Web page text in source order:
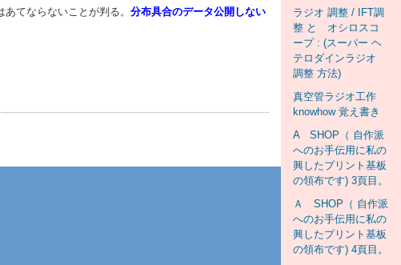
てならないことが判る。 分布具合のデータ公開しない
ラジオ 調整 / IFT調
整 と オシロスコ
ープ : (スーパー ヘ
テロダインラジオ
調整 方法)
真空管ラジオ工作
knowhow 覚え書き
A SHOP（ 自作派
へのお手伝用に私の
興したプリント基板
の領布です) 3頁目。
Ａ SHOP（ 自作派
へのお手伝用に私の
興したプリント基板
の領布です) 4頁目。